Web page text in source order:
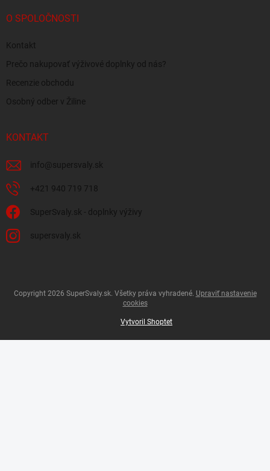
O SPOLOČNOSTI
Kontakt
Prečo nakupovať výživové doplnky od nás?
Recenzie obchodu
Osobný odber v Žiline
KONTAKT
info@ supersvaly.sk
+421 940 719 718
SuperSvaly.sk - doplnky výživy
supersvaly.sk
Vytvoril Shoptet
Copyright 2026 SuperSvaly.sk. Všetky práva vyhradené. Upraviť nastavenie
cookies